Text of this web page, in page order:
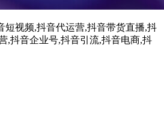
短视频,抖音代运营,抖音带货直播,抖
,抖音企业号,抖音引流,抖音电商,抖